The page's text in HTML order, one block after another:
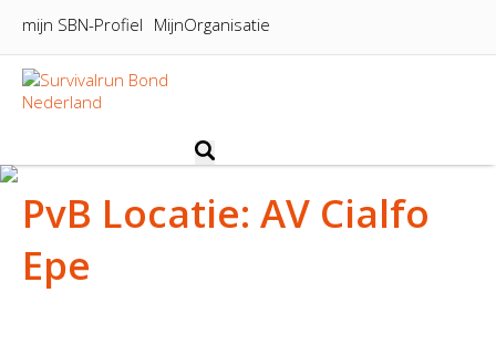
mijn SBN-Profiel MijnOrganisatie
SURVIVALRUN
NIEUWS
WEDSTRIJDEN
PvB Locatie: AV Cialfo
Epe